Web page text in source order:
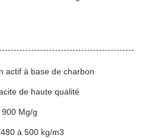
actif à base de charbon
de haute qualité
Mg/g
à 500 kg/m3